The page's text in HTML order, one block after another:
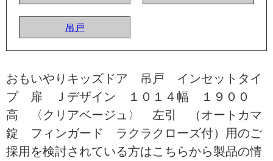
吊戸
おもいやりキッズドア 吊戸 インセットタイ
プ 扉 Ｊデザイン １０１４幅 １９００
高 〈クリアベージュ〉 左引 （オートカマ
錠 フィンガード ラクラクローズ付）用のご
採用を検討されている方はこちらから製品の情